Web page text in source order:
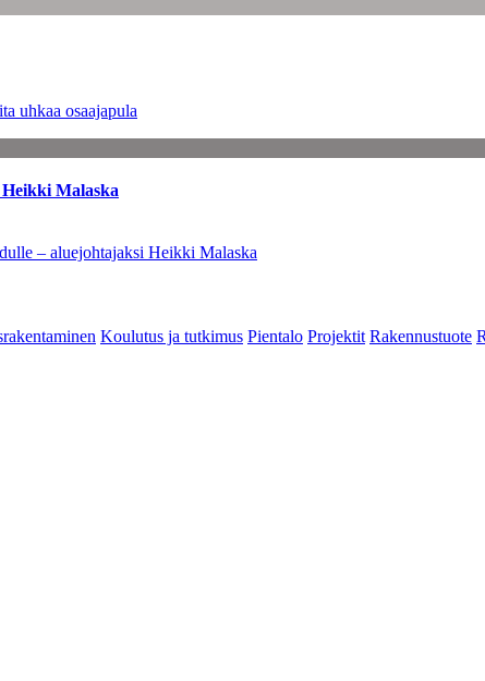
uhkaa osaajapula
Malaska
– aluejohtajaksi Heikki Malaska
Koulutus ja tutkimus Pientalo Projektit Rakennustuote